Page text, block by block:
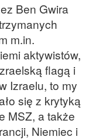
Ben Gwira
m.in.
aktywistów,
flagą i
Izraelu, to my
się z krytyką
MSZ, a także
Niemiec i